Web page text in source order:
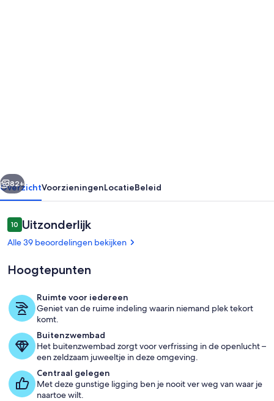
Sturbridge
/
Brimfield,
MA
Interieur
Volgende
82+
OverzichtVoorzieningenLocatieBeleid
Beoordelingen
1010 op 10 –
Uitzonderlijk
Alle 39 beoordelingen bekijken
Hoogtepunten
Ruimte voor iedereen
Geniet van de ruime indeling waarin niemand plek tekort
komt.
Buitenzwembad
Het buitenzwembad zorgt voor verfrissing in de openlucht –
een zeldzaam juweeltje in deze omgeving.
Centraal gelegen
Met deze gunstige ligging ben je nooit ver weg van waar je
naartoe wilt.